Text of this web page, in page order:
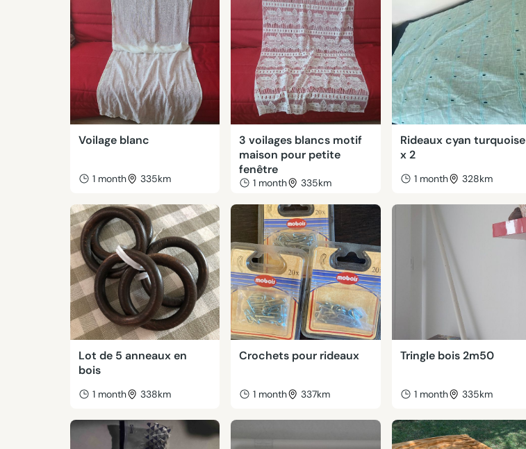
Voilage blanc
1 month 335km
3 voilages blancs motif
maison pour petite
fenêtre
1 month 335km
Rideaux cyan turquoise
x 2
1 month 328km
Lot de 5 anneaux en
bois
1 month 338km
Crochets pour rideaux
1 month 337km
Tringle bois 2m50
1 month 335km